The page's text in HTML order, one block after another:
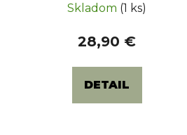
Skladom (1 ks)
28,90 €
DETAIL